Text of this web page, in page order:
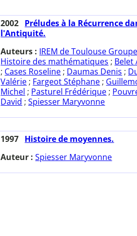
2002 Préludes à la Récurrence
l'Antiquité.
Auteurs : IREM de Toulouse Groupe
Histoire des mathématiques ; Belet
; Cases Roseline ; Daumas Denis ;
Valérie ; Fargeot Stéphane ;
Michel ; Pasturel Frédérique ;
David ;Spiesser Maryvonne
1997 Histoire de moyennes.
Auteur :Spiesser Maryvonne